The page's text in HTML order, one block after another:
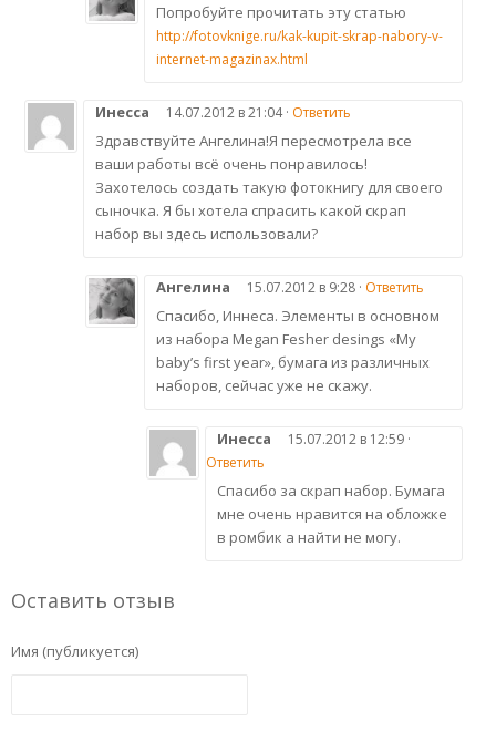
Попробуйте прочитать эту статью
http://fotovknige.ru/kak-kupit-skrap-nabory-v-
internet-magazinax.html
Инесса 14.07.2012 в 21:04 · Ответить
Здравствуйте Ангелина!Я пересмотрела все
ваши работы всё очень понравилось!
Захотелось создать такую фотокнигу для своего
сыночка. Я бы хотела спрасить какой скрап
набор вы здесь использовали?
Ангелина 15.07.2012 в 9:28 · Ответить
Спасибо, Иннеса. Элементы в основном
из набора Megan Fesher desings «My
baby’s first year», бумага из различных
наборов, сейчас уже не скажу.
Инесса
15.07.2012 в 12:59 ·
Ответить
Спасибо за скрап набор. Бумага
мне очень нравится на обложке
в ромбик а найти не могу.
Оставить отзыв
Имя (публикуется)